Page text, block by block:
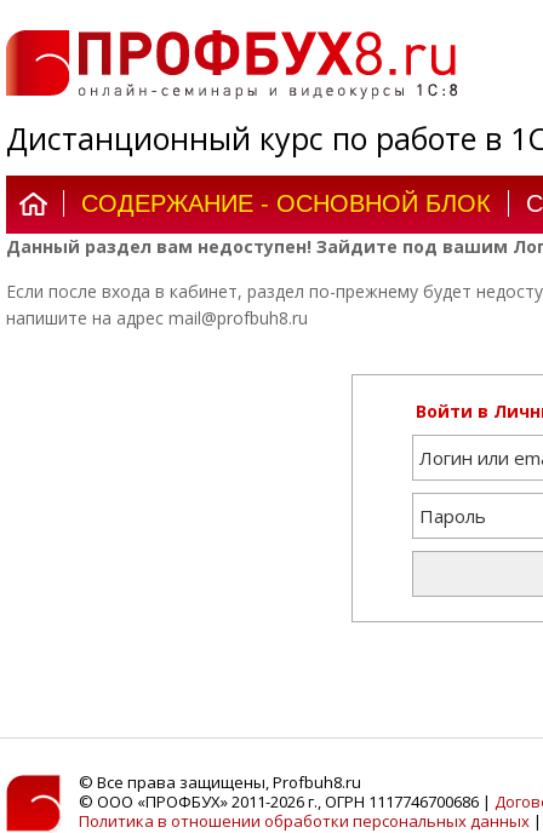
Дистанционный курс по работе в
СОДЕРЖАНИЕ - ОСНОВНОЙ БЛОК
Данный раздел вам недоступен! Зайдите под вашим
Если после входа в кабинет, раздел по-прежнему будет
напишите на адрес mail@profbuh8.ru
Войти в
© Все права защищены, Profbuh8.ru
© ООО «ПРОФБУХ» 2011-2026 г., ОГРН 1117746700686 |
Политика в отношении обработки персональных данных